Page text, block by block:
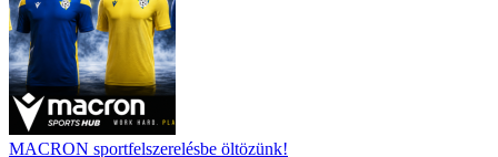
MACRON sportfelszerelésbe öltözünk!